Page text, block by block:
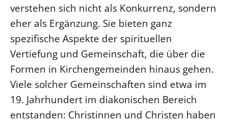
verstehen sich nicht als Konkurrenz, sondern
eher als Ergänzung. Sie bieten ganz
spezifische Aspekte der spirituellen
Vertiefung und Gemeinschaft, die über die
Formen in Kirchengemeinden hinaus gehen.
Viele solcher Gemeinschaften sind etwa im
19. Jahrhundert im diakonischen Bereich
entstanden: Christinnen und Christen haben